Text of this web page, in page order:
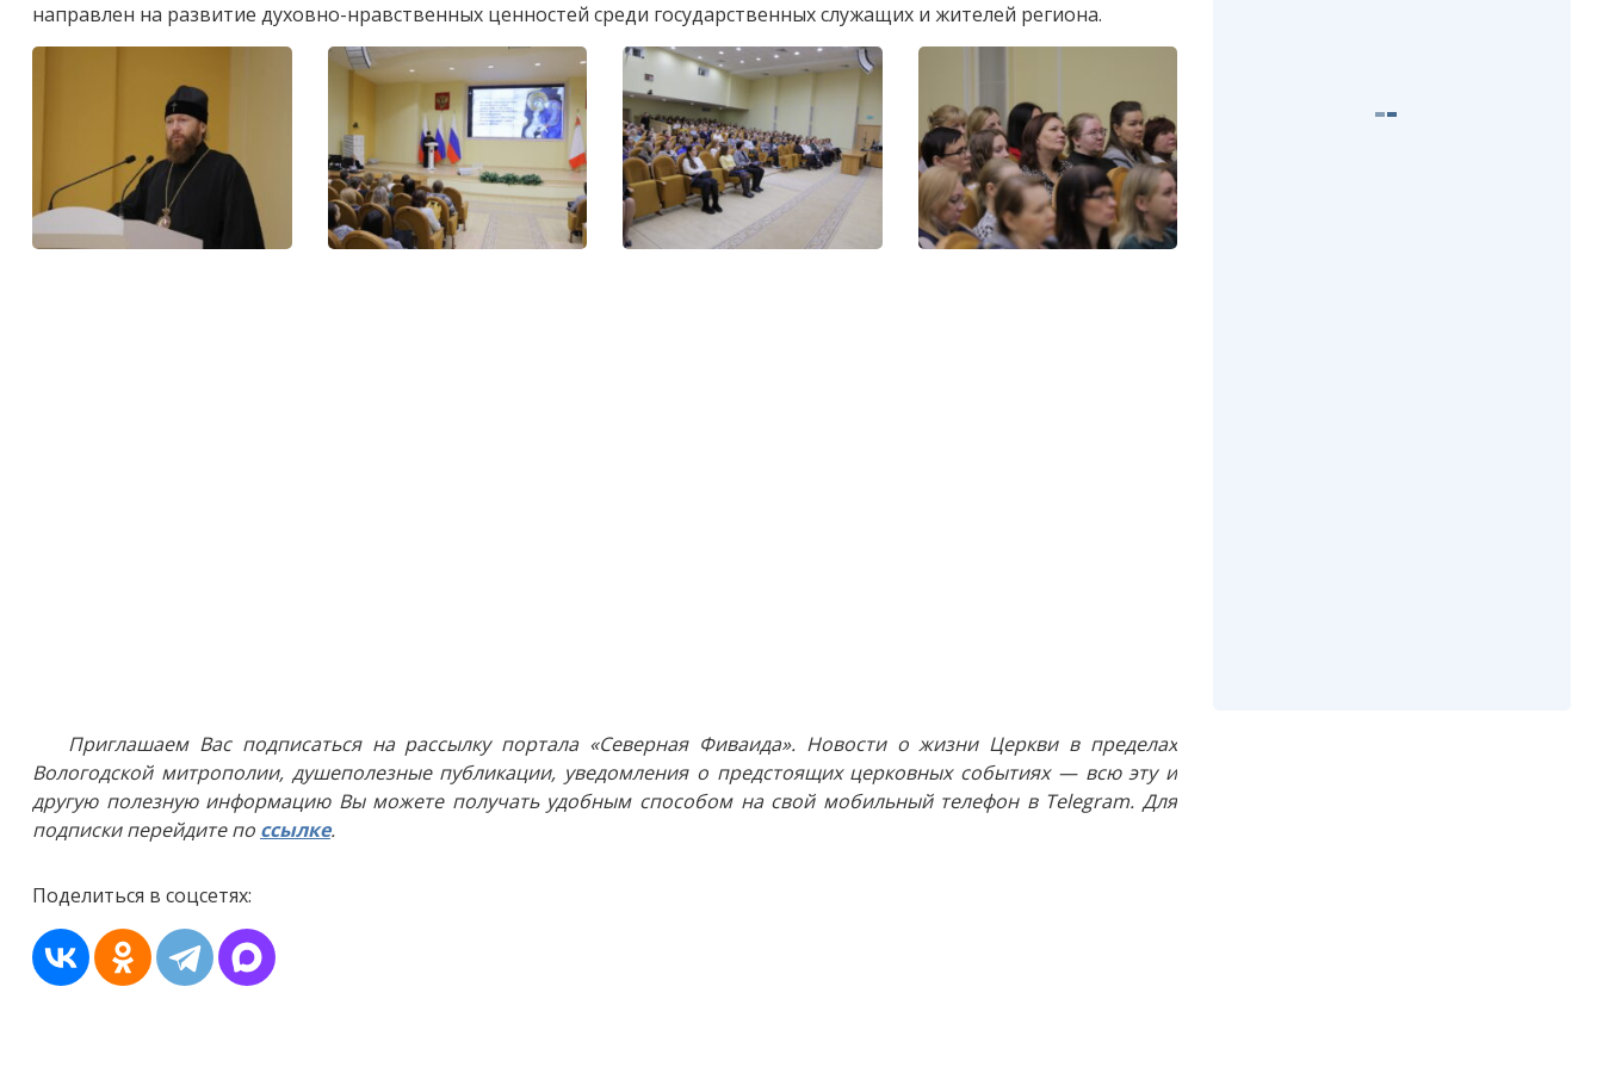
направлен на развитие духовно-нравственных ценностей среди государственных служащих и жителей региона.
Приглашаем Вас подписаться на рассылку портала «Северная Фиваида». Новости о жизни Церкви в пределах
Вологодской митрополии, душеполезные публикации, уведомления о предстоящих церковных событиях — всю эту и
другую полезную информацию Вы можете получать удобным способом на свой мобильный телефон в Telegram. Для
подписки перейдите по ссылке.
Поделиться в соцсетях: